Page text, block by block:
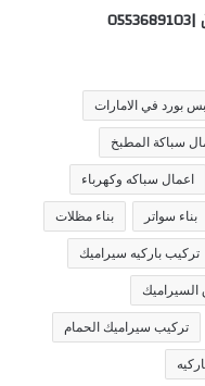
بورد في الامارات
سباكة المطبخ
اعمال سباكه وكهرباء
بناء سواتر بناء مظلات
تركيب باركيه سيراميك
السيراميك
تركيب سيراميك الحمام